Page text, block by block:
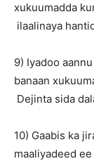
xukuumadda
ilaalinaya
9) Iyadoo
banaan
Dejinta sida
10) Gaabis ka
maaliyadeed